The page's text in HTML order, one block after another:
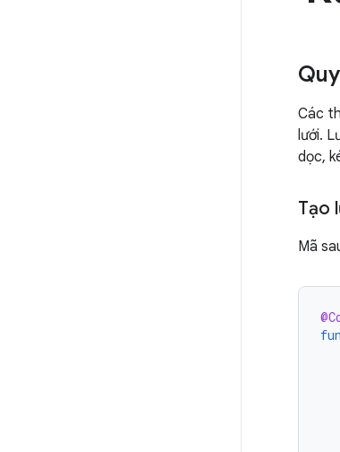
Các
lưới.
dọc,
Tạo
Mã
fun